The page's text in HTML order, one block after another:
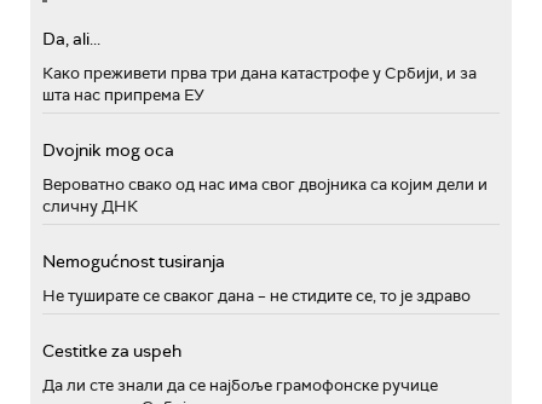
Da, ali...
Како преживети прва три дана катастрофе у Србији, и за
шта нас припрема ЕУ
Dvojnik mog oca
Вероватно свако од нас има свог двојника са којим дели и
сличну ДНК
Nemogućnost tusiranja
Не туширате се сваког дана – не стидите се, то је здраво
Cestitke za uspeh
Да ли сте знали да се најбоље грамофонске ручице